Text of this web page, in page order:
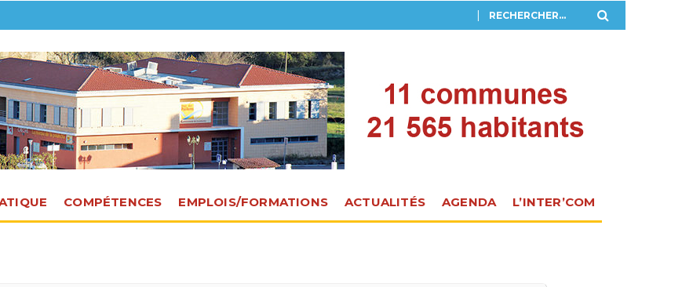
COMPÉTENCES EMPLOIS/FORMATIONS ACTUALITÉS AGENDA L’INTER’COM